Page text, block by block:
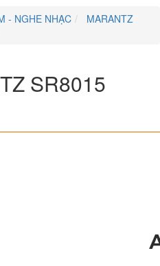
- NGHE NHẠC
MARANTZ
SR8015